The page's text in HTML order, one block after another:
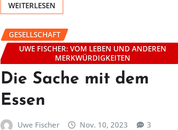
WEITERLESEN
GESELLSCHAFT
UWE FISCHER: VOM LEBEN UND ANDEREN
MERKWÜRDIGKEITEN
Die Sache mit dem
Essen
Uwe Fischer Nov. 10, 2023 3